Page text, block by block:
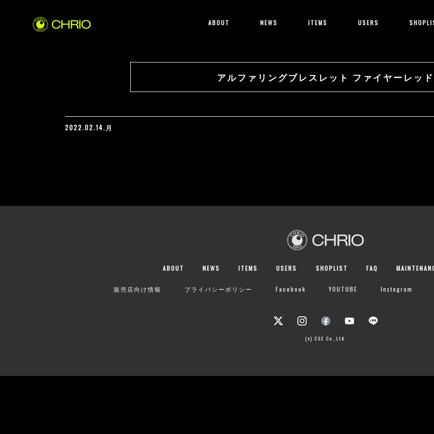
ABOUT NEWS ITEMS USERS
アルファリングブレスレット ファイヤーレッド
2022.02.14.月
ABOUT NEWS ITEMS USERS SHOPLIST FAQ
販売店向け情報 プライバシーポリシー Facebook YOUTUBE Instagram
(c) CSE Co.,Ltd.